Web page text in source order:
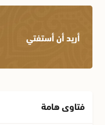
أريد أن أستفتي
فتاوى هامة